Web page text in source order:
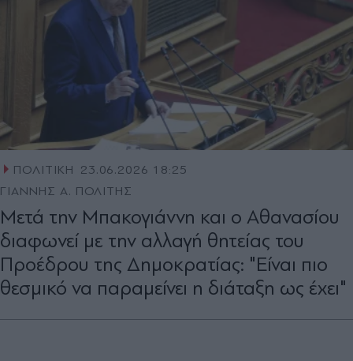
ΠΟΛΙΤΙΚΗ
23.06.2026 18:25
ΓΙΑΝΝΗΣ Α. ΠΟΛΙΤΗΣ
Μετά την Μπακογιάννη και ο Αθανασίου
διαφωνεί με την αλλαγή θητείας του
Προέδρου της Δημοκρατίας: "Είναι πιο
θεσμικό να παραμείνει η διάταξη ως έχει"